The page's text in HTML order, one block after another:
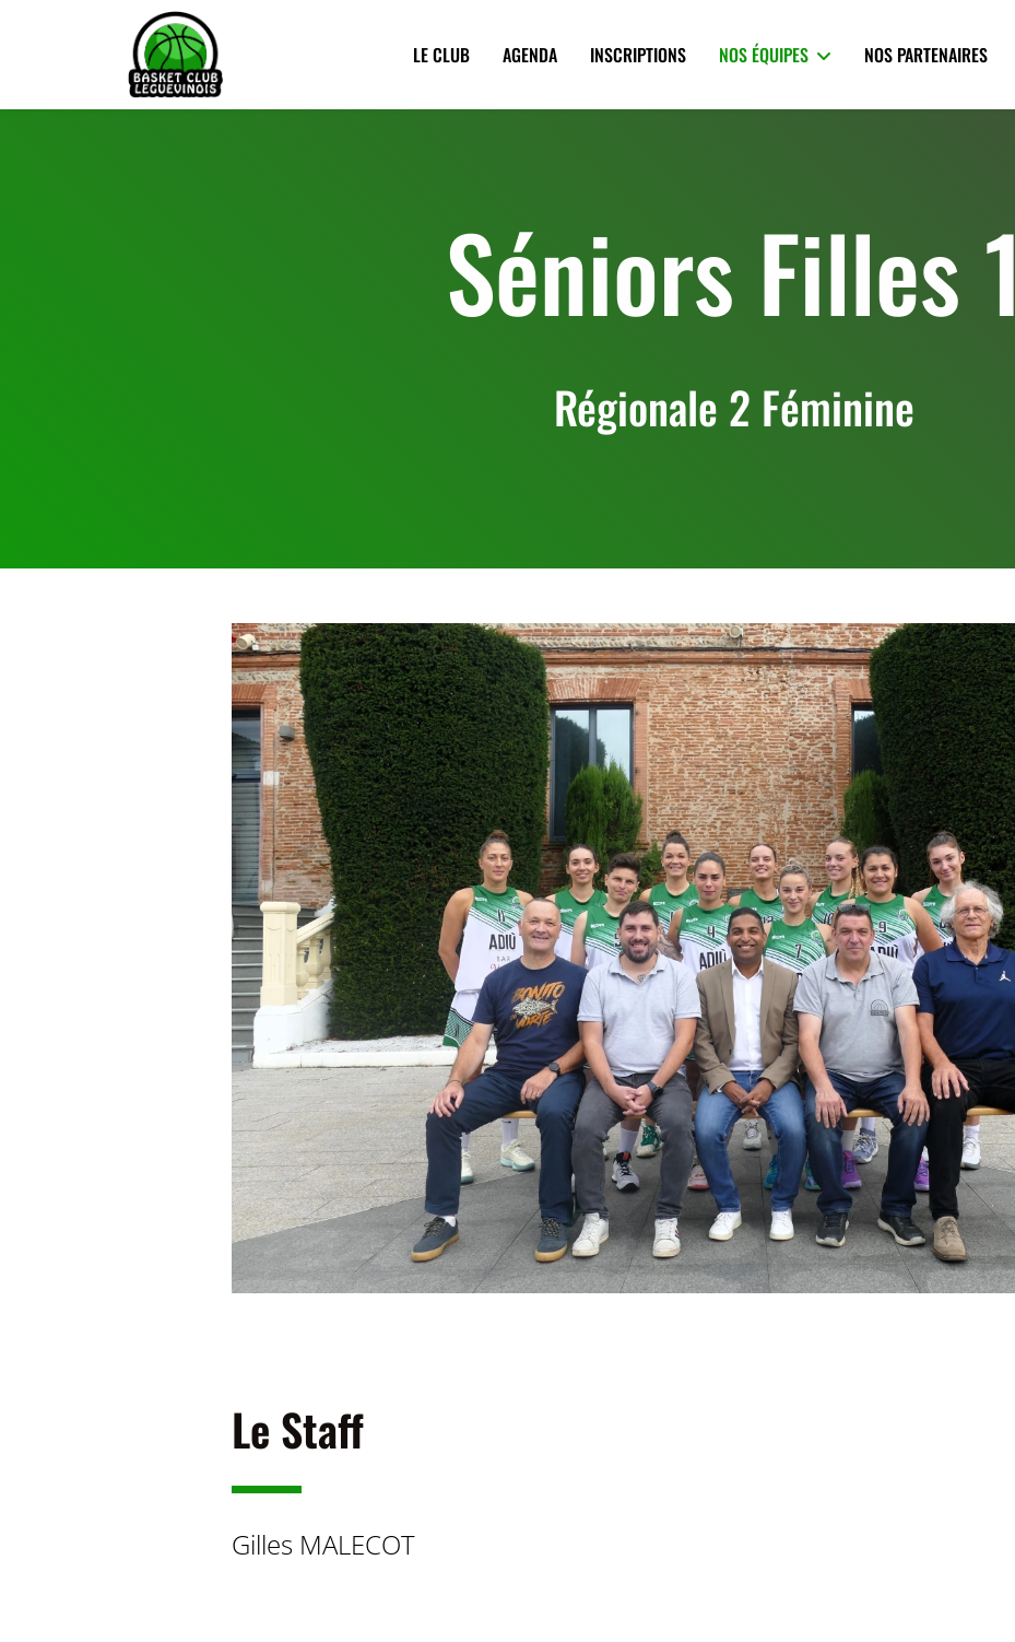
LE CLUB AGENDA INSCRIPTIONS NOS ÉQUIPES NOS PARTENAIRES
Séniors Filles 1
Régionale 2 Féminine
Le Staff
Gilles MALECOT